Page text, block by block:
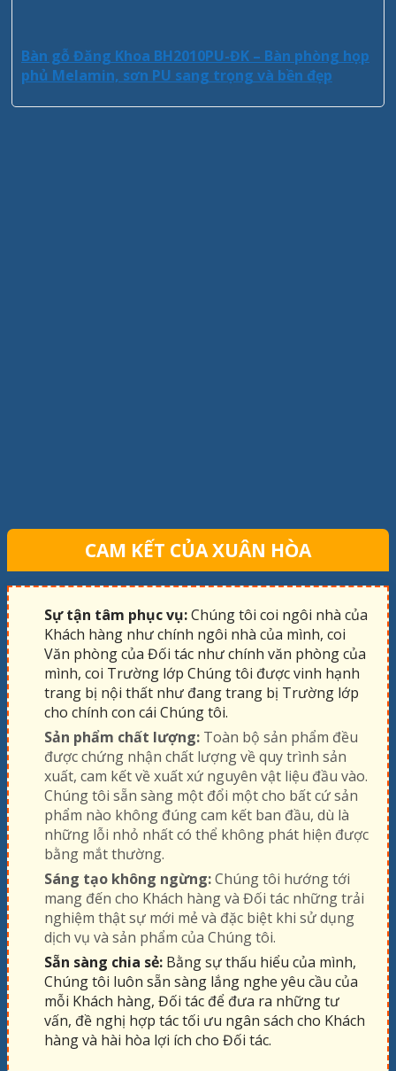
Bàn gỗ Đăng Khoa BH2010PU-ĐK – Bàn phòng họp
phủ Melamin, sơn PU sang trọng và bền đẹp
CAM KẾT CỦA XUÂN HÒA
Sự tận tâm phục vụ:Chúng tôi coi ngôi nhà của
Khách hàng như chính ngôi nhà của mình, coi
Văn phòng của Đối tác như chính văn phòng của
mình, coi Trường lớp Chúng tôi được vinh hạnh
trang bị nội thất như đang trang bị Trường lớp
cho chính con cái Chúng tôi.
Sản phẩm chất lượng: Toàn bộ sản phẩm đều
được chứng nhận chất lượng về quy trình sản
xuất, cam kết về xuất xứ nguyên vật liệu đầu vào.
Chúng tôi sẵn sàng một đổi một cho bất cứ sản
phẩm nào không đúng cam kết ban đầu, dù là
những lỗi nhỏ nhất có thể không phát hiện được
bằng mắt thường.
Sáng tạo không ngừng:Chúng tôi hướng tới
mang đến cho Khách hàng và Đối tác những trải
nghiệm thật sự mới mẻ và đặc biệt khi sử dụng
dịch vụ và sản phẩm của Chúng tôi.
Sẵn sàng chia sẻ: Bằng sự thấu hiểu của mình,
Chúng tôi luôn sẵn sàng lắng nghe yêu cầu của
mỗi Khách hàng, Đối tác để đưa ra những tư
vấn, đề nghị hợp tác tối ưu ngân sách cho Khách
hàng và hài hòa lợi ích cho Đối tác.